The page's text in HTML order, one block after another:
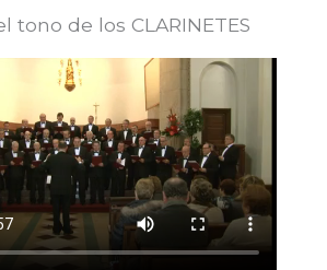
tono de los CLARINETES